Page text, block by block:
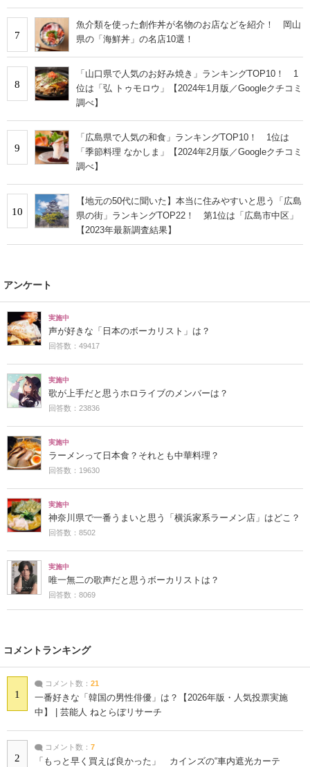
7
魚介類を使った創作丼が名物のお店などを紹介！ 岡山
県の「海鮮丼」の名店10選！
8
「山口県で人気のお好み焼き」ランキングTOP10！ 1
位は「弘 トゥモロウ」【2024年1月版／Googleクチコミ
調べ】
9
「広島県で人気の和食」ランキングTOP10！ 1位は
「季節料理 なかしま」【2024年2月版／Googleクチコミ
調べ】
10
【地元の50代に聞いた】本当に住みやすいと思う「広島
県の街」ランキングTOP22！ 第1位は「広島市中区」
【2023年最新調査結果】
アンケート
実施中
声が好きな「日本のボーカリスト」は？
回答数：49417
実施中
歌が上手だと思うホロライブのメンバーは？
回答数：23836
実施中
ラーメンって日本食？それとも中華料理？
回答数：19630
実施中
神奈川県で一番うまいと思う「横浜家系ラーメン店」はどこ？
回答数：8502
実施中
唯一無二の歌声だと思うボーカリストは？
回答数：8069
コメントランキング
1
コメント数： 21
一番好きな「韓国の男性俳優」は？【2026年版・人気投票実施
中】 | 芸能人 ねとらぼリサーチ
2
コメント数： 7
「もっと早く買えば良かった」 カインズの“車内遮光カーテ